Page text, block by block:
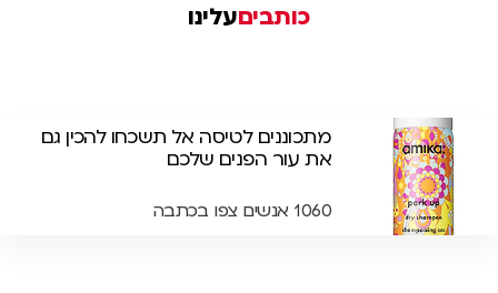
כותביםעלינו
מתכוננים לטיסה אל תשכחו להכין גם
את עור הפנים שלכם
1060 אנשים צפו בכתבה